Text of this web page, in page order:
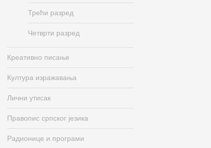
Трећи разред
Четврти разред
Креативно писање
Култура изражавања
Лични утисак
Правопис српског језика
Радионице и програми